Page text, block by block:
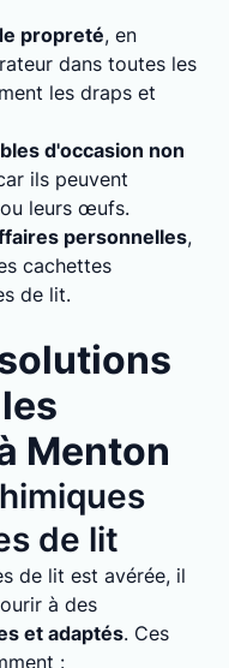
propreté, en
dans toutes les
les draps et
d'occasion non
ils peuvent
leurs œufs.
personnelles,
cachettes
de lit.
Menton
de lit
de lit est avérée, il
à des
et adaptés. Ces
: